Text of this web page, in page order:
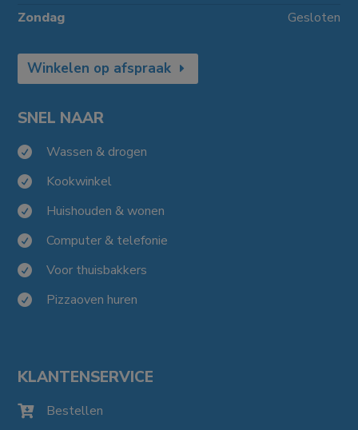
Zondag
Gesloten
Winkelen op afspraak
SNEL NAAR
 Wassen & drogen
 Kookwinkel
 Huishouden & wonen
 Computer & telefonie
 Voor thuisbakkers
 Pizzaoven huren
KLANTENSERVICE
 Bestellen